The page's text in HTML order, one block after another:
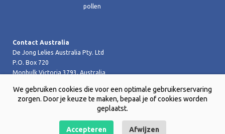
pollen
Contact Australia
De Jong Lelies Australia Pty. Ltd
P.O. Box 720
Monbulk Victoria 3793, Australia
T +61 (0)359 619 188
F +61 (0)359 619 199 joost@dejongleliesaustralia.com.au
Copyright © 2026 De Jong Lelies Holland bv |Website door Creative
We gebruiken cookies die voor een optimale gebruikerservaring
zorgen. Door je keuze te maken, bepaal je of cookies worden
geplaatst.
Accepteren Afwijzen